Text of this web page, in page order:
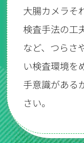
大腸カメラそ
検査手法の工
など、つらさ
い検査環境を
手意識がある
さい。